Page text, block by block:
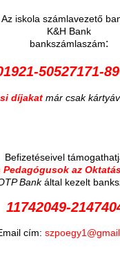
Az iskola számlavezető
K&H Bank
bankszámlaszám:
50527171-
díjakat már csak
Befizetéseivel
Pedagógusok az
Bankáltal kezelt
11742049-
cím: